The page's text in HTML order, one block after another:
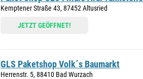
Kemptener Straße 43, 87452 Altusried
JETZT GEÖFFNET!
GLS Paketshop Volk´s Baumarkt
Herrenstr. 5, 88410 Bad Wurzach